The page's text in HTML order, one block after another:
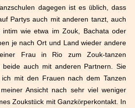
dagegen ist es üblich, dass
Partys auch mit anderen tanzt, auch
wie etwa im Zouk, Bachata oder
je nach Ort und Land wieder andere
Frau in Rio zum Zouk-tanzen
beide auch mit anderen Partnern. Sie
ich mit den Frauen nach dem Tanzen
Ansicht nach sehr viel weniger
Zoukstück mit Ganzkörperkontakt. In